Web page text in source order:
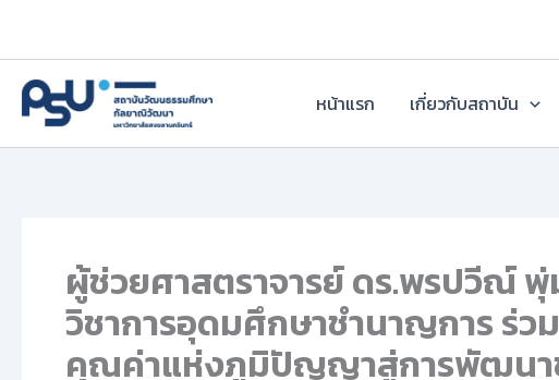
หน้าแรก เกี่ยวกับสถาบัน
ผู้ช่วยศาสตราจารย์ ดร.พรปวีณ์ พุ่
วิชาการอุดมศึกษาชำนาญการ ร่ว
คุณค่าแห่งภูมิปัญญาสู่การพัฒนา